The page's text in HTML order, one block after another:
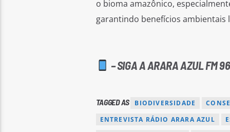
o bioma amazônico,
garantindo benefícios ambientais
– SIGA A ARARA AZUL FM
TAGGED AS BIODIVERSIDADE
ENTREVISTA RÁDIO ARARA AZUL